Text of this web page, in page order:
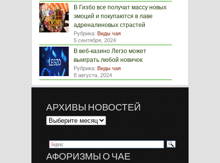
В Гизбо все получат массу новых
эмоций и покупаются в лаве
адреналиновых страстей
Рубрика: Виды чая
5 сентября, 2024
В веб-казино Легзо может
выиграть любой новичок
Рубрика: Виды чая
8 августа, 2024
АРХИВЫ НОВОСТЕЙ
АФОРИЗМЫ О ЧАЕ